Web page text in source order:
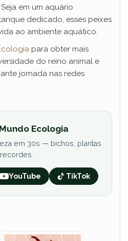
em um aquário
dedicado, esses peixes
ao ambiente aquático.
para obter mais
do reino animal e
jornada nas redes
Ecologia
em 30s — bichos, plantas
YouTube TikTok